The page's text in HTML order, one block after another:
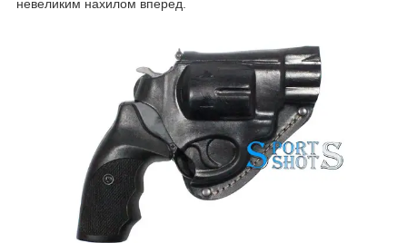
невеликим нахилом вперед.